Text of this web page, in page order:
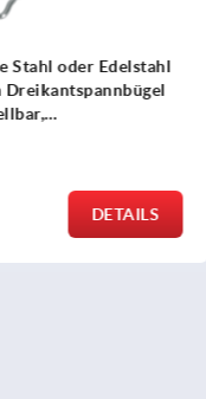
Stahl oder Edelstahl
Dreikantspannbügel
DETAILS